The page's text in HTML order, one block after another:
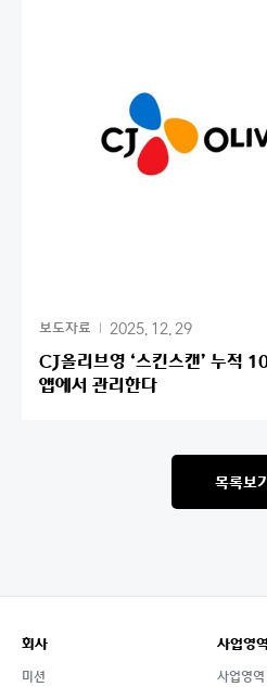
보도자료 2025. 12. 29
CJ올리브영 ‘스킨스캔’ 누적
앱에서 관리한다
목록보
회사
미션
사업영역
사업영역